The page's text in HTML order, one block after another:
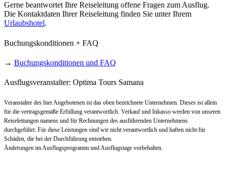
Gerne beantwortet Ihre Reiseleitung offene Fragen zum Ausflug.
Die Kontaktdaten Ihrer Reiseleitung finden Sie unter Ihrem
Urlaubshotel.
Buchungskonditionen + FAQ
→ Buchungskonditionen und FAQ
Ausflugsveranstalter: Optima Tours Samana
Veranstalter des hier Angebotenen ist das oben bezeichnete Unternehmen. Dieses ist allein
für die vertragsgemäße Erfüllung verantwortlich. Verkauf und Inkasso werden von unseren
Reiseleitungen namens und für Rechnungen des ausführenden Unternehmens
durchgeführt. Für diese Leistungen sind wir nicht verantwortlich und haften nicht für
Schäden, die bei der Durchführung entstehen.
Änderungen im Ausflugsprogramm und Ausflugstage vorbehalten.